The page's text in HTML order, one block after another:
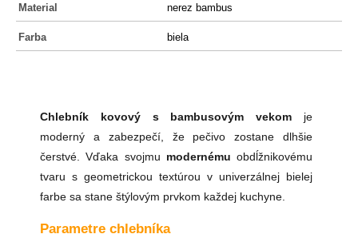
Material nerez bambus
Farba biela
Chlebník kovový s bambusovým vekom je
moderný a zabezpečí, že pečivo zostane dlhšie
čerstvé. Vďaka svojmu modernému obdĺžnikovému
tvaru s geometrickou textúrou v univerzálnej bielej
farbe sa stane štýlovým prvkom každej kuchyne.
Parametre chlebníka